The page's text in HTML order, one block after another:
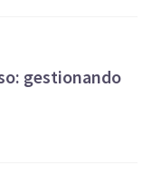
gestionando